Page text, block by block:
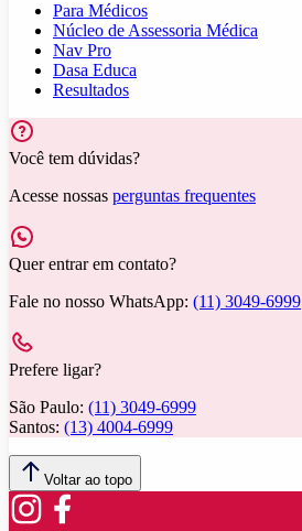
Para Médicos
Núcleo de Assessoria Médica
Nav Pro
Dasa Educa
Resultados
Você tem dúvidas?
Acesse nossas perguntas frequentes
Quer entrar em contato?
Fale no nosso WhatsApp: (11) 3049-6999
Prefere ligar?
São Paulo: (11) 3049-6999
Santos: (13) 4004-6999
Voltar ao topo